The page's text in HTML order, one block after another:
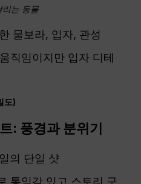
리는 동물
물보라, 입자, 관성
직임이지만 입자 디테
도)
: 풍경과 분위기
의 단일 샷
통일감 있고 스토리 구